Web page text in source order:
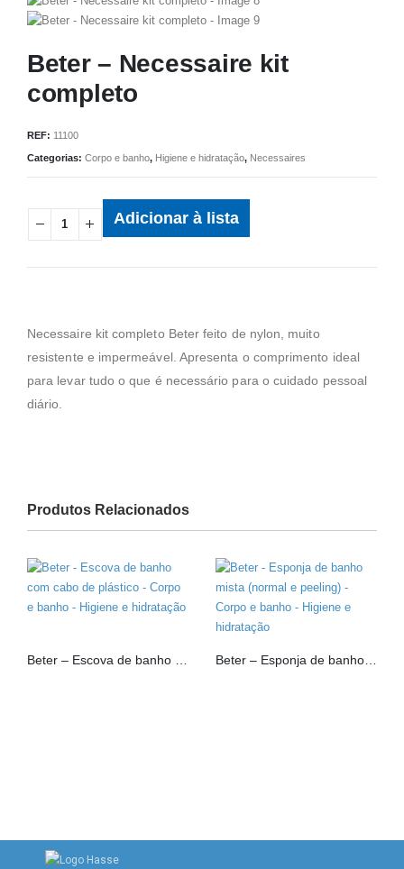
Beter – Necessaire kit
completo
REF: 11100
Categorias: Corpo e banho, Higiene e hidratação, Necessaires
Adicionar à lista
Necessaire kit completo Beter feito de nylon, muito
resistente e impermeável. Apresenta o comprimento ideal
para levar tudo o que é necessário para o cuidado pessoal
diário.
Produtos Relacionados